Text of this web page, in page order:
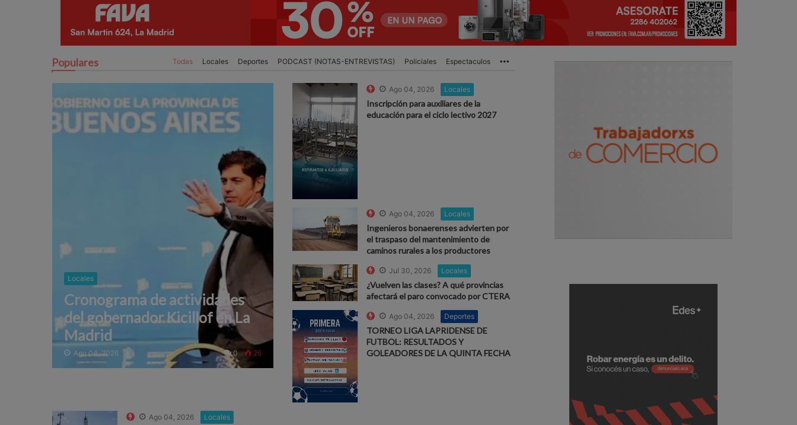
Populares Todas Locales Deportes PODCAST (NOTAS-ENTREVISTAS) Policiales Espectaculos
Locales
Cronograma de actividades
del gobernador Kicillof en La
Madrid
Ago 04, 2026 0 26
Ago 04, 2026 Locales
Inscripción para auxiliares de la
educación para el ciclo lectivo 2027
Ago 04, 2026 Locales
Ingenieros bonaerenses advierten por
el traspaso del mantenimiento de
caminos rurales a los productores
Jul 30, 2026 Locales
¿Vuelven las clases? A qué provincias
afectará el paro convocado por CTERA
Ago 04, 2026 Deportes
TORNEO LIGA LAPRIDENSE DE
FUTBOL: RESULTADOS Y
GOLEADORES DE LA QUINTA FECHA
Ago 04, 2026 Locales